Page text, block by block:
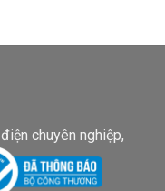
chuyên nghiệp,